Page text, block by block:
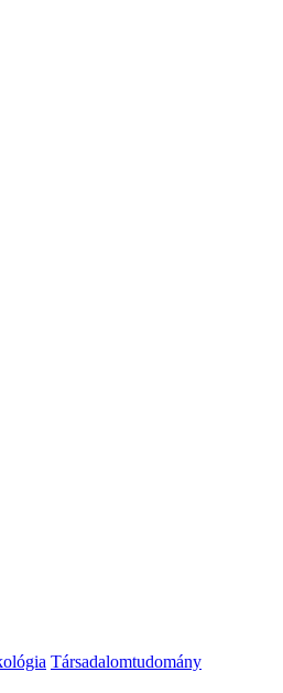
Társadalomtudomány